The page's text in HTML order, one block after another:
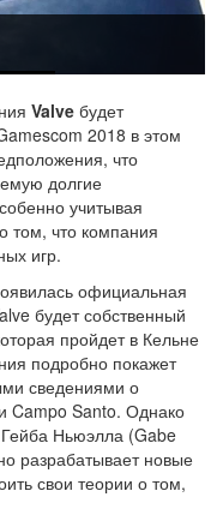
Valve будет
2018 в этом
что
долгие
учитывая
том, что компания
игр.
официальная
будет собственный
пройдет в Кельне
подробно покажет
сведениями о
Campo Santo. Однако
Ньюэлла (Gabe
разрабатывает новые
свои теории о том,